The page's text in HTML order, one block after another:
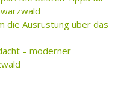
die Ausrüstung über das
– moderner